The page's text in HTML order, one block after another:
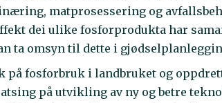
matprosessering og
dei ulike fosforprodukta har
ta omsyn til dette i
på fosforbruk i landbruket og
på utvikling av ny og betre